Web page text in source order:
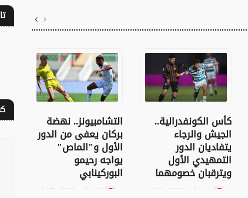
كأس الكونفدرالية..
الجيش والرجاء
يتفاديان الدور
التمهيدي الأول
ويترقبان خصومهما
التشامبيونز.. نهضة
بركان يعفى من الدور
الأول و"الماص"
يواجه رحيمو
البوركينابي